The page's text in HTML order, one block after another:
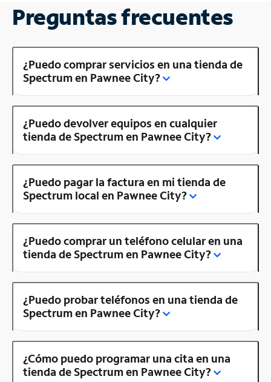
Preguntas frecuentes
¿Puedo comprar servicios en una tienda de
Spectrum en Pawnee City?
¿Puedo devolver equipos en cualquier
tienda de Spectrum en Pawnee City?
¿Puedo pagar la factura en mi tienda de
Spectrum local en Pawnee City?
¿Puedo comprar un teléfono celular en una
tienda de Spectrum en Pawnee City?
¿Puedo probar teléfonos en una tienda de
Spectrum en Pawnee City?
¿Cómo puedo programar una cita en una
tienda de Spectrum en Pawnee City?